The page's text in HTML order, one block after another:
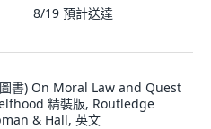
8/19 預計送達
書) On Moral Law and Quest
精裝版, Routledge
& Hall, 英文